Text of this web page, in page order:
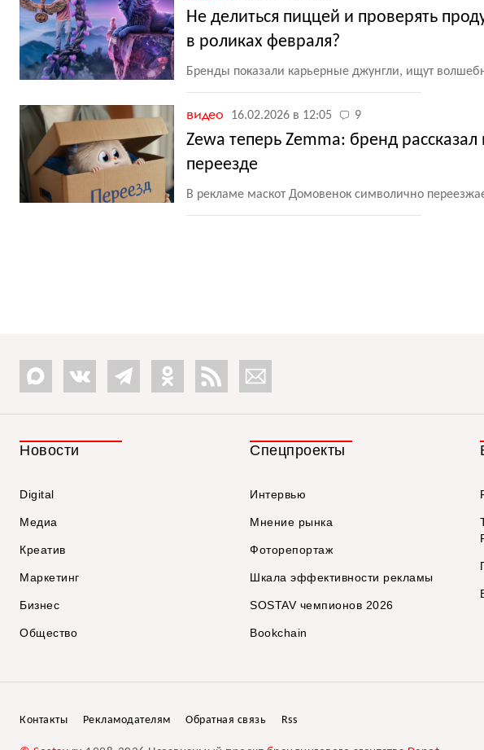
Не делиться пиццей и проверять
в роликах февраля?
Бренды показали карьерные джунгли, ищут
видео 16.02.2026 в 12:05 9
Zewa теперь Zemma: бренд
переезде
В рекламе маскот Домовенок символично
Новости
Digital
Медиа
Креатив
Маркетинг
Бизнес
Общество
Спецпроекты
Интервью
Мнение рынка
Фоторепортаж
Шкала эффективности рекламы
SOSTAV чемпионов 2026
Bookchain
Контакты Рекламодателям Обратная связь Rss